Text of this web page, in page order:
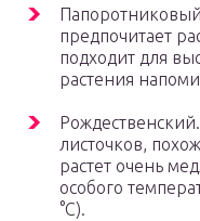
предпочитает
подходит для
растения
листочков,
растет очень
особого
°С).